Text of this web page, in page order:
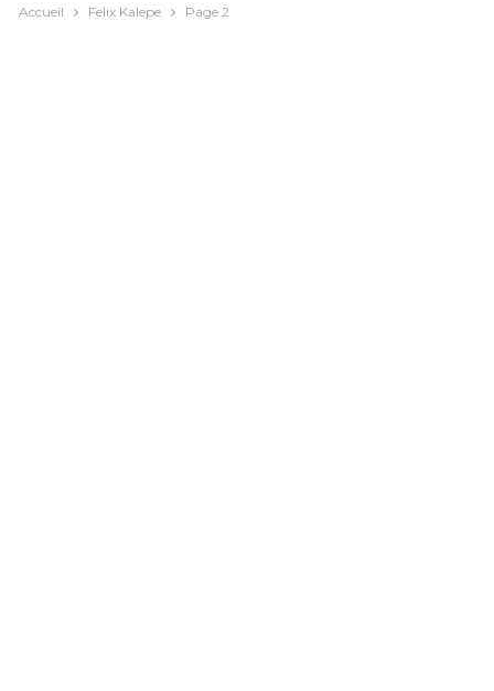
Accueil Felix Kalepe Page 2